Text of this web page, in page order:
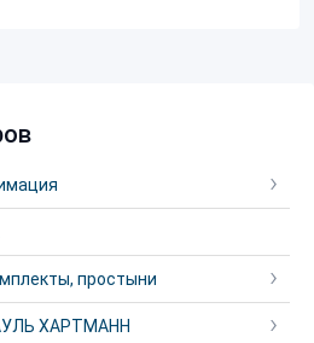
простыни
ХАРТМАНН